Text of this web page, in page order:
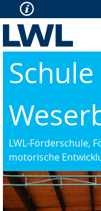
LWL-Förderschule,
motorische